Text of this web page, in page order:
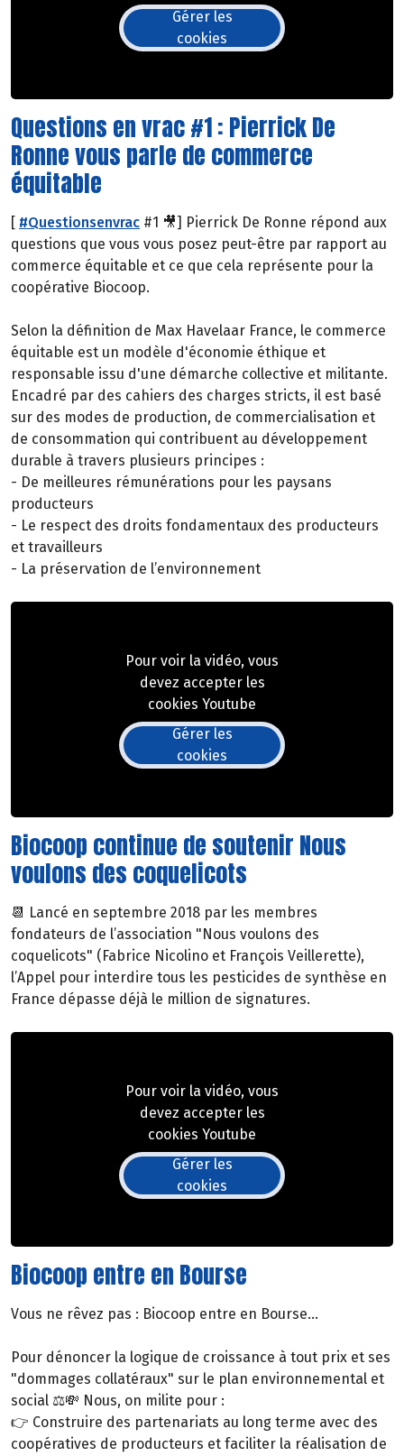
Gérer les
cookies
Questions en vrac #1 : Pierrick De
Ronne vous parle de commerce
équitable
[ #Questionsenvrac #1 🎥] Pierrick De Ronne répond aux
questions que vous vous posez peut-être par rapport au
commerce équitable et ce que cela représente pour la
coopérative Biocoop.
Selon la définition de Max Havelaar France, le commerce
équitable est un modèle d'économie éthique et
responsable issu d'une démarche collective et militante.
Encadré par des cahiers des charges stricts, il est basé
sur des modes de production, de commercialisation et
de consommation qui contribuent au développement
durable à travers plusieurs principes :
- De meilleures rémunérations pour les paysans
producteurs
- Le respect des droits fondamentaux des producteurs
et travailleurs
- La préservation de l’environnement
Pour voir la vidéo, vous
devez accepter les
cookies Youtube
Gérer les
cookies
Biocoop continue de soutenir Nous
voulons des coquelicots
📆 Lancé en septembre 2018 par les membres
fondateurs de l’association "Nous voulons des
coquelicots" (Fabrice Nicolino et François Veillerette),
l’Appel pour interdire tous les pesticides de synthèse en
France dépasse déjà le million de signatures.
Pour voir la vidéo, vous
devez accepter les
cookies Youtube
Gérer les
cookies
Biocoop entre en Bourse
Vous ne rêvez pas : Biocoop entre en Bourse...
Pour dénoncer la logique de croissance à tout prix et ses
"dommages collatéraux" sur le plan environnemental et
social ⚖💸 Nous, on milite pour :
👉 Construire des partenariats au long terme avec des
coopératives de producteurs et faciliter la réalisation de